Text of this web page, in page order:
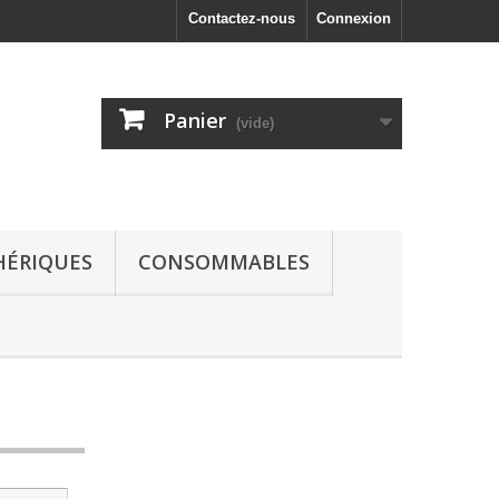
Connexion
Contactez-nous
Panier (vide)
CONSOMMABLES